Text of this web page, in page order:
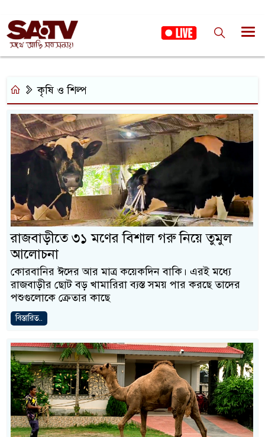
কৃষি ও শিল্প
রাজবাড়ীতে ৩১ মণের বিশাল গরু নিয়ে তুমুল
আলোচনা
কোরবানির ঈদের আর মাত্র কয়েকদিন বাকি। এরই মধ্যে
রাজবাড়ীর ছোট বড় খামারিরা ব্যস্ত সময় পার করছে তাদের
পশুগুলোকে ক্রেতার কাছে
বিস্তারিত..